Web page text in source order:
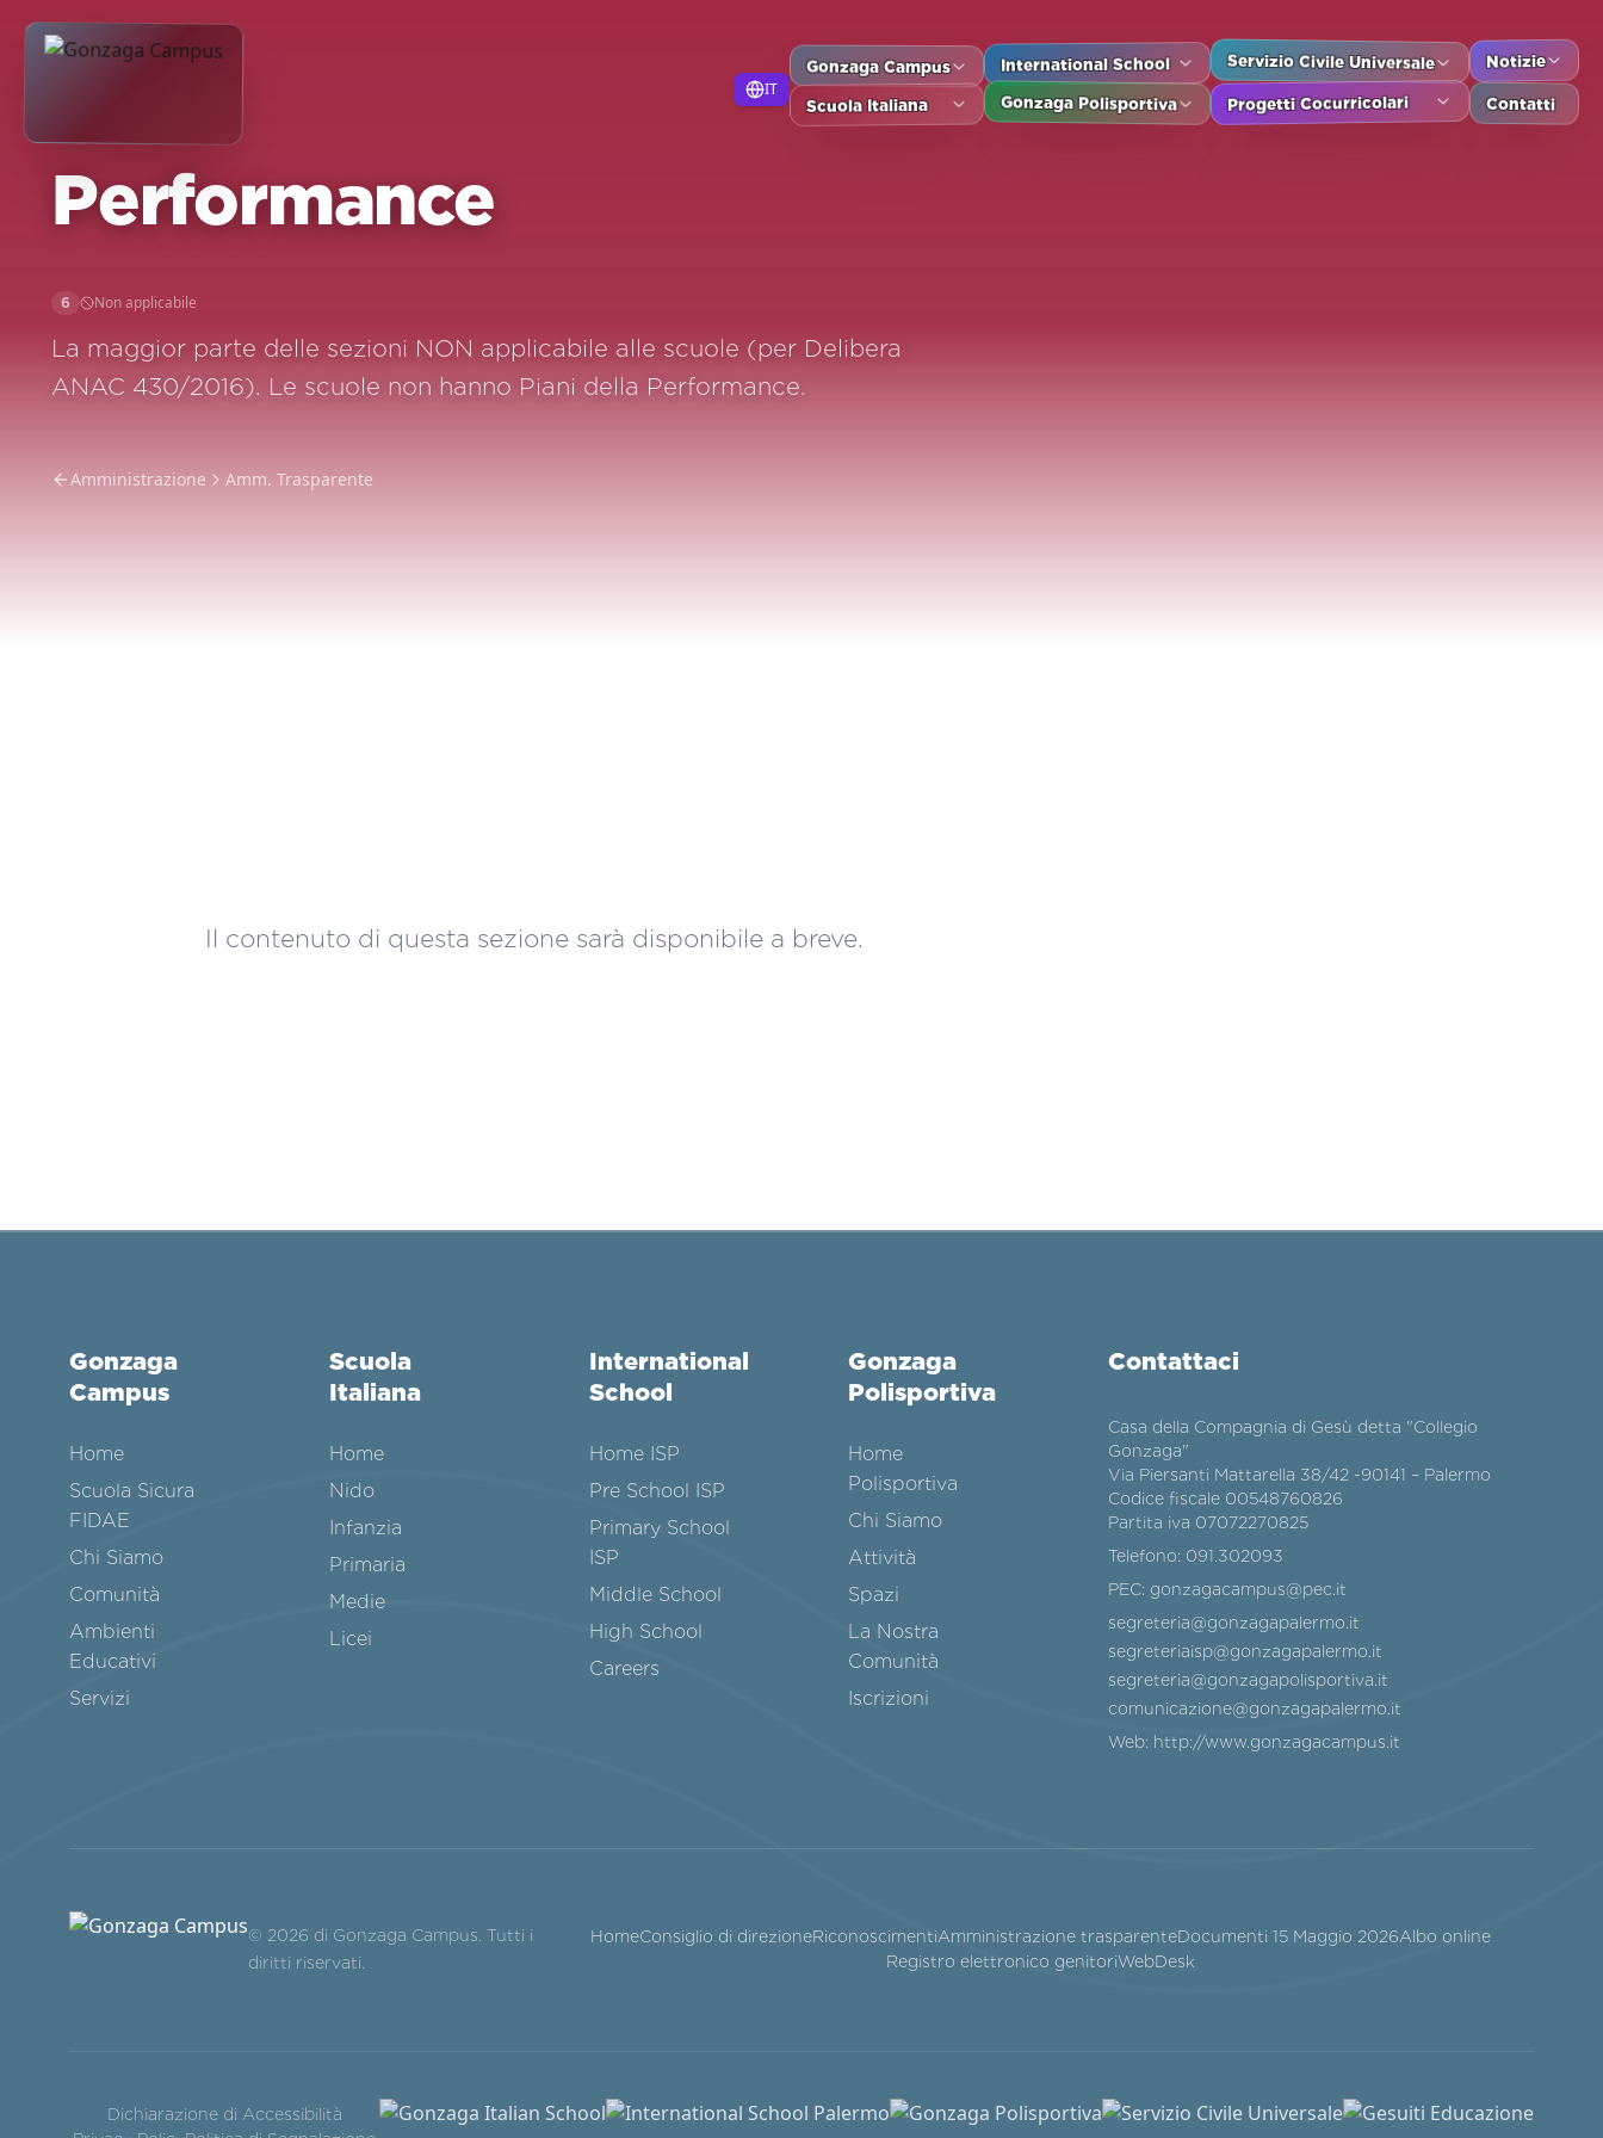
IT
Gonzaga Campus
Scuola Italiana
International School
Gonzaga Polisportiva
Servizio Civile Universale
Progetti Cocurricolari
Notizie
Contatti
Performance
6 Non applicabile
La maggior parte delle sezioni NON applicabile alle scuole (per Delibera
ANAC 430/2016). Le scuole non hanno Piani della Performance.
Amministrazione Amm. Trasparente
Il contenuto di questa sezione sarà disponibile a breve.
Gonzaga
Campus
Home
Scuola Sicura
FIDAE
Chi Siamo
Comunità
Ambienti
Educativi
Servizi
Scuola
Italiana
Home
Nido
Infanzia
Primaria
Medie
Licei
International
School
Home ISP
Pre School ISP
Primary School
ISP
Middle School
High School
Careers
Gonzaga
Polisportiva
Home
Polisportiva
Chi Siamo
Attività
Spazi
La Nostra
Comunità
Iscrizioni
Contattaci
Casa della Compagnia di Gesù detta "Collegio
Gonzaga"
Via Piersanti Mattarella 38/42 -90141 – Palermo
Codice fiscale 00548760826
Partita iva 07072270825
Telefono: 091.302093
PEC: gonzagacampus@pec.it
segreteria@gonzagapalermo.it
segreteriaisp@gonzagapalermo.it
segreteria@gonzagapolisportiva.it
comunicazione@gonzagapalermo.it
Web: http://www.gonzagacampus.it
© 2026 di Gonzaga Campus. Tutti i
diritti riservati.
HomeConsiglio di direzioneRiconoscimentiAmministrazione trasparenteDocumenti 15 Maggio 2026Albo online
Registro elettronico genitoriWebDesk
Dichiarazione di Accessibilità